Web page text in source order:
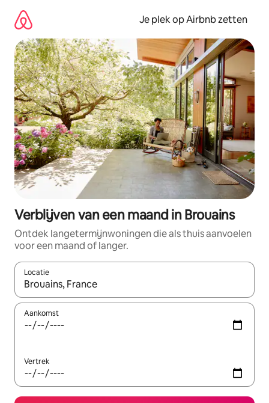
direct
naar
inhoud
Je plek op Airbnb zetten
Verblijven van een maand in Brouains
Ontdek langetermijnwoningen die als thuis aanvoelen
voor een maand of langer.
Locatie
Wanneer er resultaten beschikbaar zijn, maak je een keuze
Aankomst
Vertrek